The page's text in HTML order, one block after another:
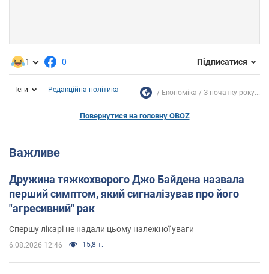
1 0 Підписатися
Теги Редакційна політика Економіка З початку року...
Повернутися на головну OBOZ
Важливе
Дружина тяжкохворого Джо Байдена назвала
перший симптом, який сигналізував про його
"агресивний" рак
Спершу лікарі не надали цьому належної уваги
6.08.2026 12:46 15,8 т.